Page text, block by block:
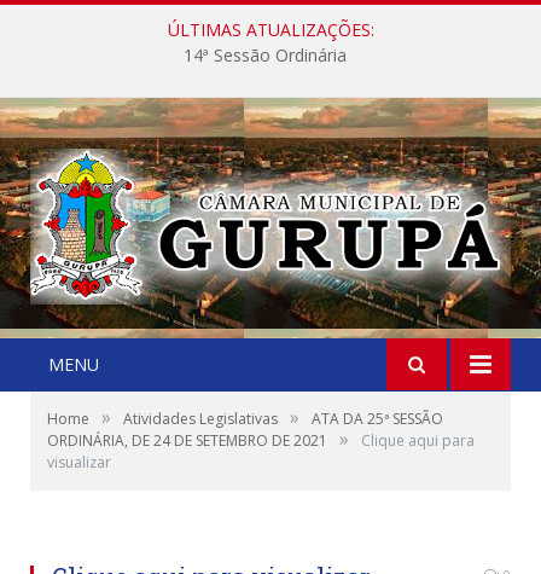
ÚLTIMAS ATUALIZAÇÕES:
14ª Sessão Ordinária
MENU
Home » Atividades Legislativas »
ATA DA 25ª SESSÃO
ORDINÁRIA, DE 24 DE SETEMBRO DE 2021
»
Clique aqui para
visualizar